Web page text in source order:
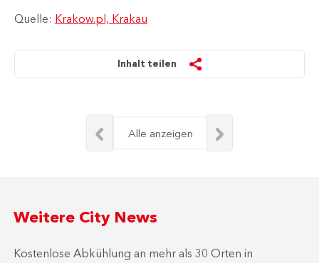
Quelle: Krakow.pl, Krakau
Inhalt teilen
Alle anzeigen
Weitere City News
Kostenlose Abkühlung an mehr als 30 Orten in